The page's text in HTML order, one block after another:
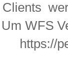
WFS